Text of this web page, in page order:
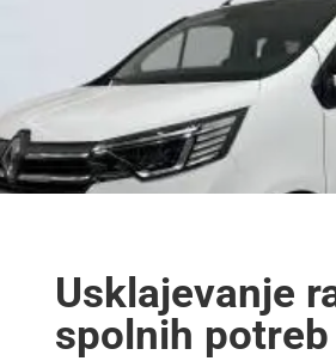
Usklajevanje
spolnih potreb